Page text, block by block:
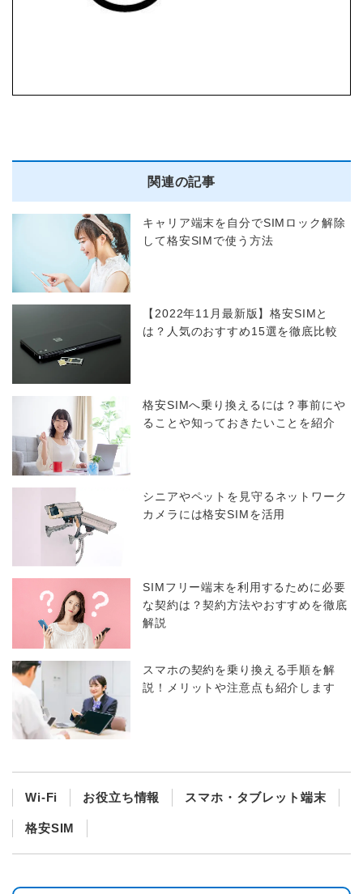
関連の記事
キャリア端末を自分でSIMロック解除
して格安SIMで使う方法
【2022年11月最新版】格安SIMと
は？人気のおすすめ15選を徹底比較
格安SIMへ乗り換えるには？事前にや
ることや知っておきたいことを紹介
シニアやペットを見守るネットワーク
カメラには格安SIMを活用
SIMフリー端末を利用するために必要
な契約は？契約方法やおすすめを徹底
解説
スマホの契約を乗り換える手順を解
説！メリットや注意点も紹介します
Wi-Fi お役立ち情報 スマホ・タブレット端末
格安SIM